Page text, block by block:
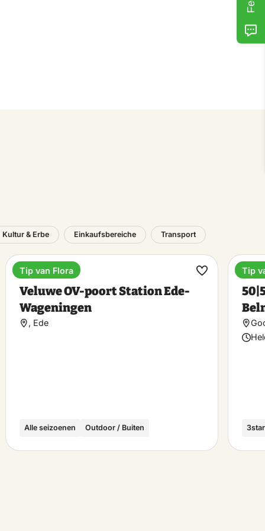
Kultur & Erbe Einkaufsbereiche Transport
Bahnhöfe
Veluwe OV-poort Station Ede-
Wageningen
, Ede
Alle seizoenen Outdoor / Buiten
Tip van Flora
Favorit
machen
Tip